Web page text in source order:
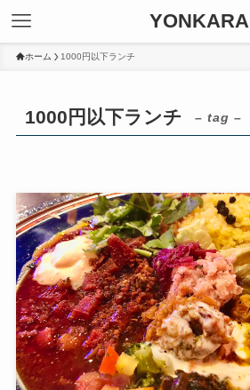
YONKARA
ホーム 1000円以下ランチ
1000円以下ランチ – tag –